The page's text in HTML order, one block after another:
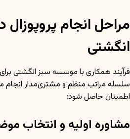
مراحل انجام
انگشتی
فرآیند همکاری با موسسه سبز انگشتی
سلسله مراتب منظم و مشتری‌مدار انجام
اطمینان حاصل شود:
مشاوره اولیه و انتخاب